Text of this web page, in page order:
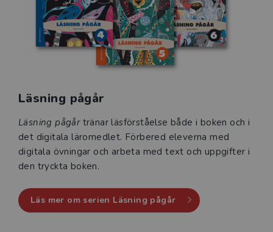
Läsning pågår
Läsning pågårtränar läsförståelse både i boken och i
det digitala läromedlet. Förbered eleverna med
digitala övningar och arbeta med text och uppgifter i
den tryckta boken.
Läs mer om serien Läsning pågår